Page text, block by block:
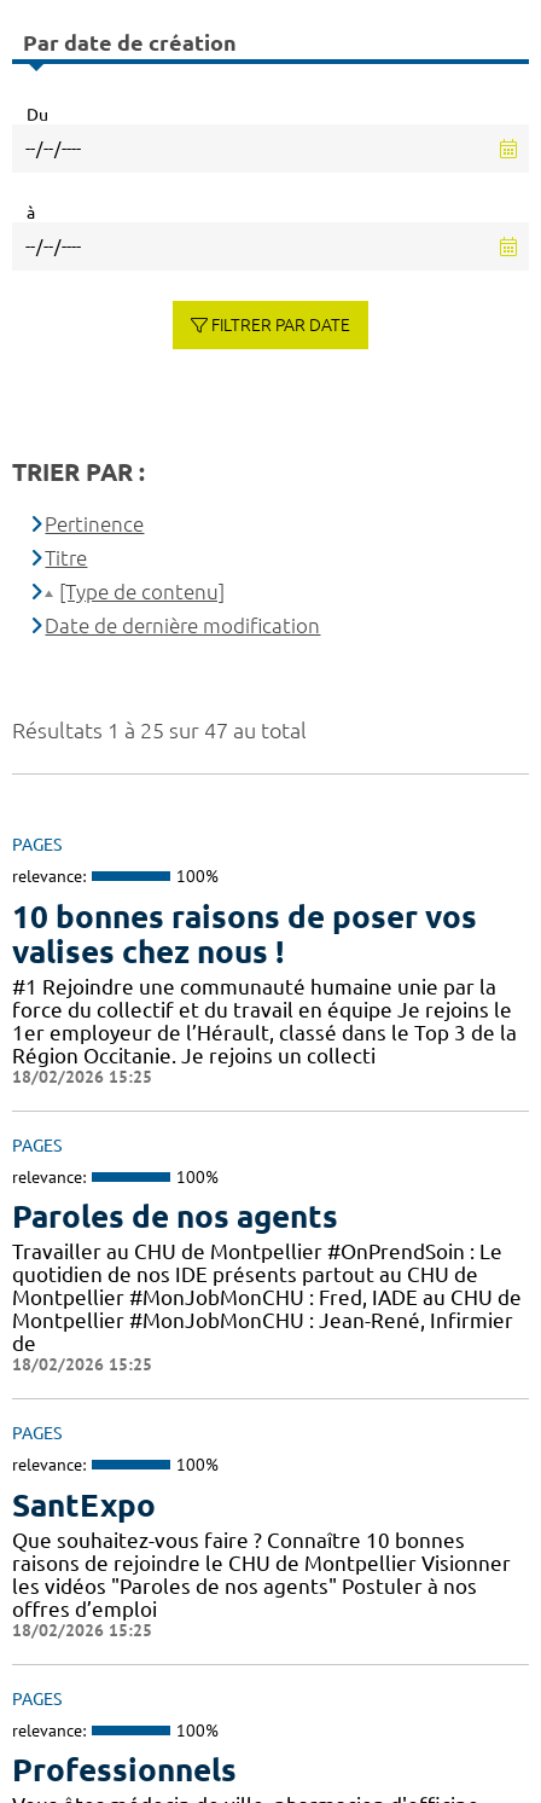
Résultats 1 à 25 sur 47 au total
PAGES
relevance: 100%
10 bonnes raisons de poser vos
valises chez nous !
#1 Rejoindre une communauté humaine unie par la
force du collectif et du travail en équipe Je rejoins le
1er employeur de l’Hérault, classé dans le Top 3 de la
Région Occitanie. Je rejoins un collecti
18/02/2026 15:25
PAGES
relevance: 100%
Paroles de nos agents
Travailler au CHU de Montpellier #OnPrendSoin : Le
quotidien de nos IDE présents partout au CHU de
Montpellier #MonJobMonCHU : Fred, IADE au CHU de
Montpellier #MonJobMonCHU : Jean-René, Infirmier
de
18/02/2026 15:25
PAGES
relevance: 100%
SantExpo
Que souhaitez-vous faire ? Connaître 10 bonnes
raisons de rejoindre le CHU de Montpellier Visionner
les vidéos "Paroles de nos agents" Postuler à nos
offres d’emploi
18/02/2026 15:25
PAGES
relevance: 100%
Professionnels
Par date de création
Du
à
FILTRER PAR DATE
TRIER PAR :
Pertinence
Titre
[Type de contenu]
Date de dernière modification